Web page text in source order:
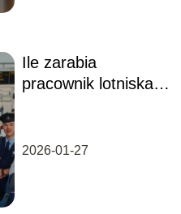
Ile zarabia
pracownik lotniska?
2026-01-27